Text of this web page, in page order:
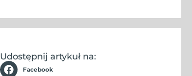
Udostępnij artykuł na:
Facebook